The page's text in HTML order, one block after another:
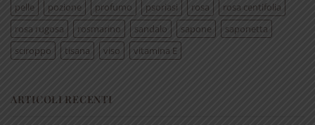
pelle
pozione profumo psoriasi rosa
rosa centifolia
rosa rugosa
rosmarino sandalo sapone
saponetta
sciroppo
tisana viso vitamina E
ARTICOLI RECENTI